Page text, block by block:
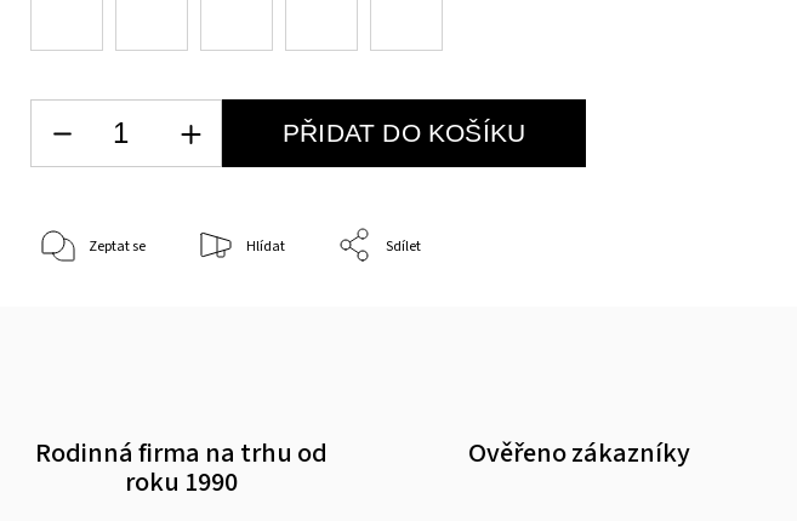
PŘIDAT DO KOŠÍKU
Zeptat se Hlídat Sdílet
Rodinná firma na trhu od
roku 1990
Ověřeno zákazníky